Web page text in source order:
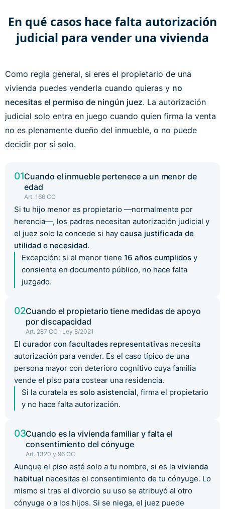
En qué casos hace falta autorización
judicial para vender una vivienda
Como regla general, si eres el propietario de una
vivienda puedes venderla cuando quieras y no
necesitas el permiso de ningún juez. La autorización
judicial solo entra en juego cuando quien firma la venta
no es plenamente dueño del inmueble, o no puede
decidir por sí solo.
01Cuando el inmueble pertenece a un menor de
edad
Art. 166 CC
Si tu hijo menor es propietario —normalmente por
herencia—, los padres necesitan autorización judicial y
el juez solo la concede si hay causa justificada de
utilidad o necesidad.
Excepción: si el menor tiene 16 años cumplidos y
consiente en documento público, no hace falta
juzgado.
02Cuando el propietario tiene medidas de apoyo
por discapacidad
Art. 287 CC · Ley 8/2021
El curador con facultades representativas necesita
autorización para vender. Es el caso típico de una
persona mayor con deterioro cognitivo cuya familia
vende el piso para costear una residencia.
Si la curatela es solo asistencial, firma el propietario
y no hace falta autorización.
03Cuando es la vivienda familiar y falta el
consentimiento del cónyuge
Art. 1320 y 96 CC
Aunque el piso esté solo a tu nombre, si es la vivienda
habitual necesitas el consentimiento de tu cónyuge. Lo
mismo si tras el divorcio su uso se atribuyó al otro
cónyuge o a los hijos. Si se niega, el juez puede